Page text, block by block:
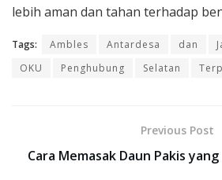
lebih aman dan tahan terhadap
Tags: Ambles Antardesa dan
OKU
Penghubung Selatan
Previous Post
Cara Memasak Daun Pakis